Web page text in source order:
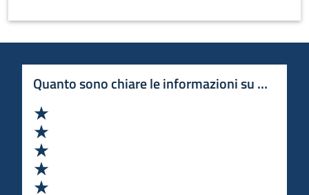
misura di segnali provenienti da famiglie diverse di nanosensori
(sensori naturali o artificiali delle dimensioni nanometriche).
Quanto sono chiare le informazioni su questa